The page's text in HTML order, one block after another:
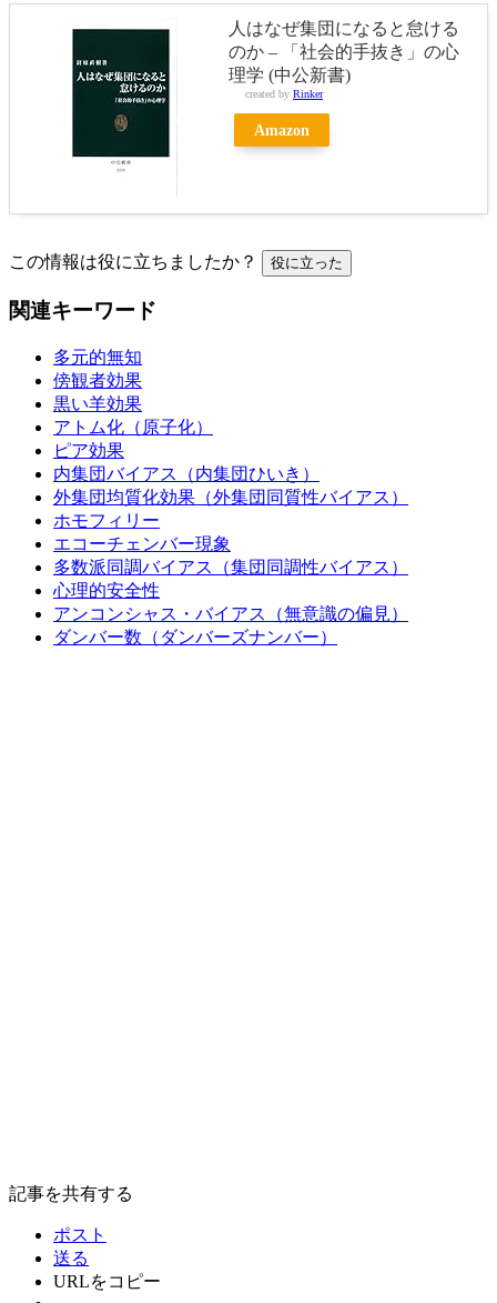
人はなぜ集団になると怠ける
のか – 「社会的手抜き」の心
理学 (中公新書)
created by Rinker
Amazon
この情報は役に立ちましたか？ 役に立った
関連キーワード
多元的無知
傍観者効果
黒い羊効果
アトム化（原子化）
ピア効果
内集団バイアス（内集団ひいき）
外集団均質化効果（外集団同質性バイアス）
ホモフィリー
エコーチェンバー現象
多数派同調バイアス（集団同調性バイアス）
心理的安全性
アンコンシャス・バイアス（無意識の偏見）
ダンバー数（ダンバーズナンバー）
記事を共有する
ポスト
送る
URLをコピー